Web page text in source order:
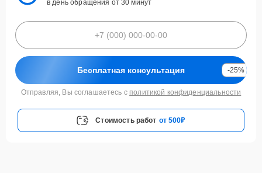
в день обращения от 30 минут
Бесплатная консультация -25%
Отправляя, Вы соглашаетесь с политикой конфиденциальности
Стоимость работ от 500₽